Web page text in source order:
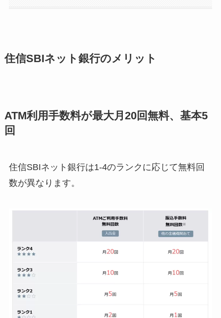
住信SBIネット銀行のメリット
ATM利用手数料が最大月20回無料、基本5
回
住信SBIネット銀行は1-4のランクに応じて無料回
数が異なります。